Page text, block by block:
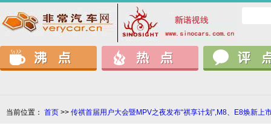
当前位置： 首页 >> 传祺首届用户大会暨MPV之夜发布“祺享计划”,M8、E8焕新上